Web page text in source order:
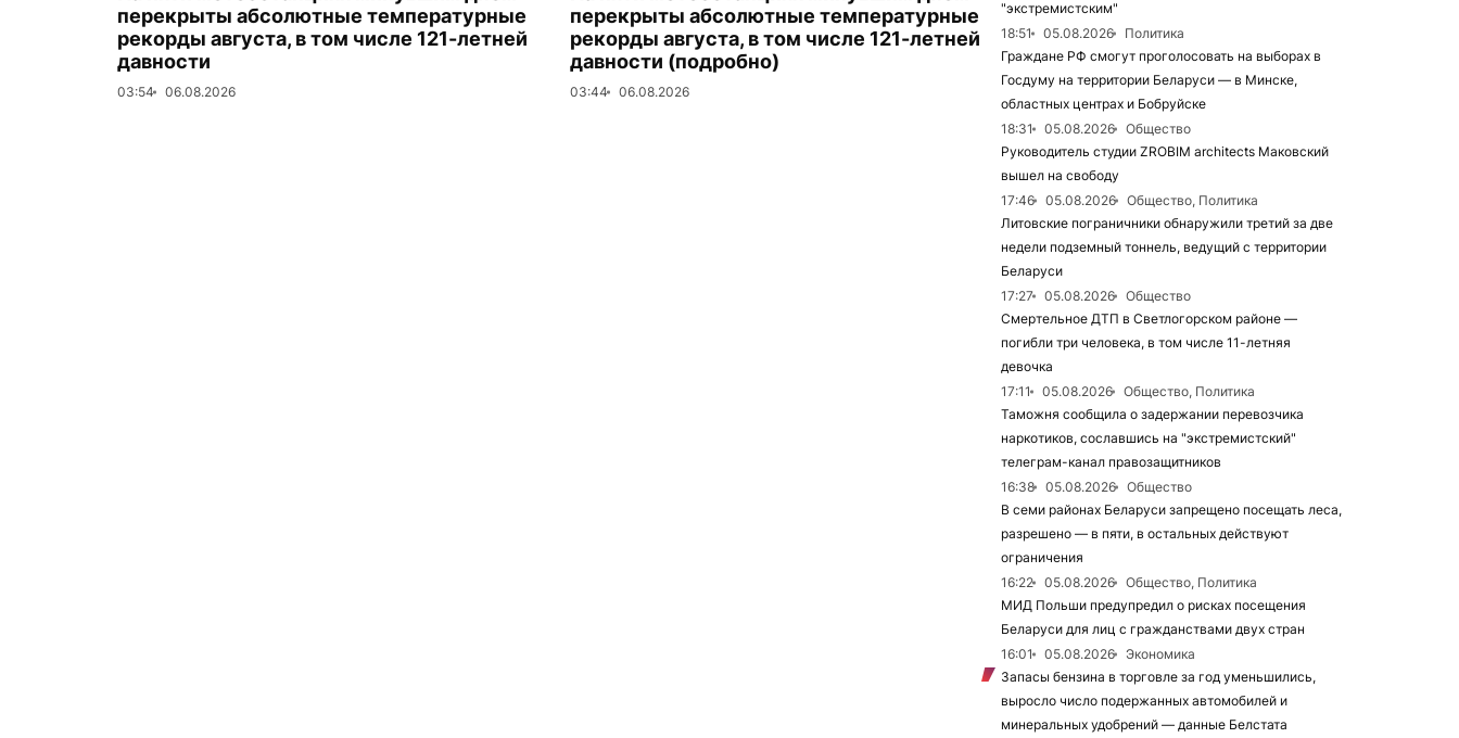
перекрыты абсолютные температурные
рекорды августа, в том числе 121-летней
давности
03:54 06.08.2026
перекрыты абсолютные температурные
рекорды августа, в том числе 121-летней
давности (подробно)
03:44 06.08.2026
"экстремистским"
18:51
05.08.2026
Политика
Граждане РФ смогут проголосовать на выборах в
Госдуму на территории Беларуси — в Минске,
областных центрах и Бобруйске
18:31
05.08.2026
Общество
Руководитель студии ZROBIM architects Маковский
вышел на свободу
17:46
05.08.2026
Общество, Политика
Литовские пограничники обнаружили третий за две
недели подземный тоннель, ведущий с территории
Беларуси
17:27
05.08.2026
Общество
Смертельное ДТП в Светлогорском районе —
погибли три человека, в том числе 11-летняя
девочка
17:11
05.08.2026
Общество, Политика
Таможня сообщила о задержании перевозчика
наркотиков, сославшись на "экстремистский"
телеграм-канал правозащитников
16:38
05.08.2026
Общество
В семи районах Беларуси запрещено посещать леса,
разрешено — в пяти, в остальных действуют
ограничения
16:22
05.08.2026
Общество, Политика
МИД Польши предупредил о рисках посещения
Беларуси для лиц с гражданствами двух стран
16:01
05.08.2026
Экономика
Запасы бензина в торговле за год уменьшились,
выросло число подержанных автомобилей и
минеральных удобрений — данные Белстата